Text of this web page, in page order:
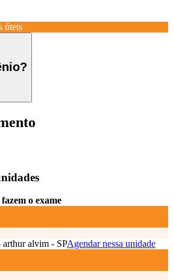
úteis
fazem o exame
arthur alvim - SPAgendar nessa unidade